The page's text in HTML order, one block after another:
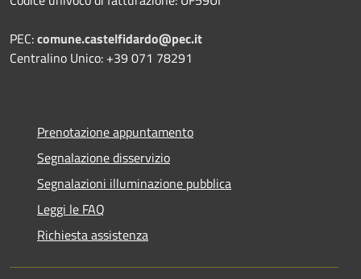
PEC:comune.castelfidardo@pec.it
Centralino Unico: +39 071 78291
Prenotazione appuntamento
Segnalazione disservizio
Segnalazioni illuminazione pubblica
Leggi le FAQ
Richiesta assistenza